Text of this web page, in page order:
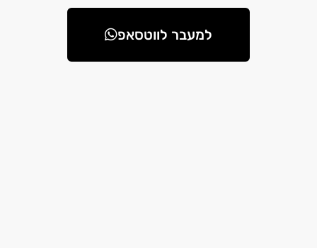
למעבר לווטסאפ